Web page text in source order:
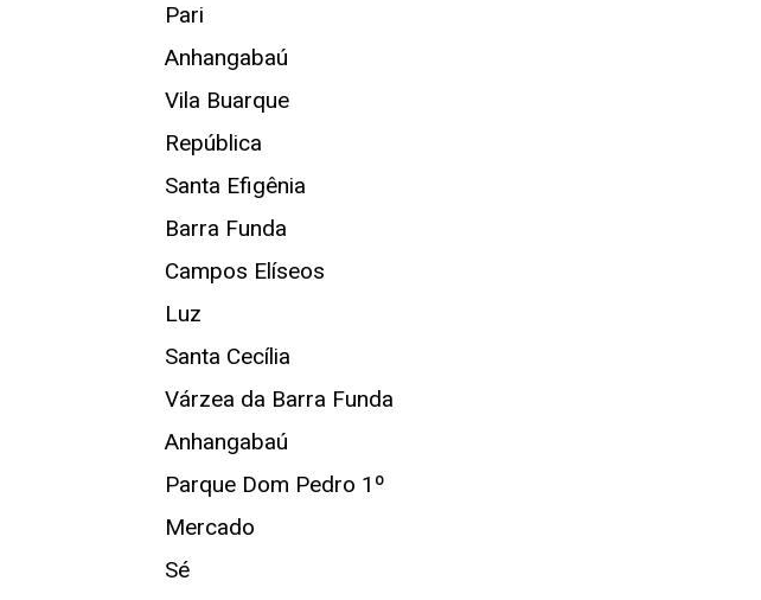
Pari
Anhangabaú
Vila Buarque
República
Santa Efigênia
Barra Funda
Campos Elíseos
Luz
Santa Cecília
Várzea da Barra Funda
Anhangabaú
Parque Dom Pedro 1º
Mercado
Sé